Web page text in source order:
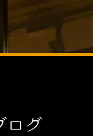
ログ